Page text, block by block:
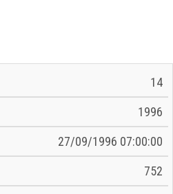
Ημερομηνία
14
1996
27/09/1996 07:00:00
752